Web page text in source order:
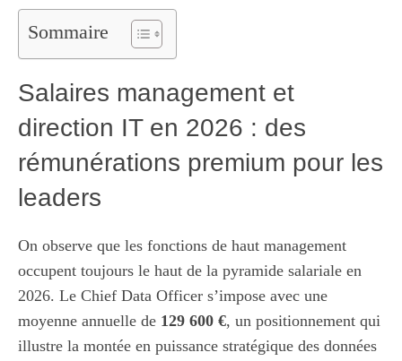
Sommaire
Salaires management et
direction IT en 2026 : des
rémunérations premium pour les
leaders
On observe que les fonctions de haut management
occupent toujours le haut de la pyramide salariale en
2026. Le Chief Data Officer s’impose avec une
moyenne annuelle de 129 600 €, un positionnement qui
illustre la montée en puissance stratégique des données